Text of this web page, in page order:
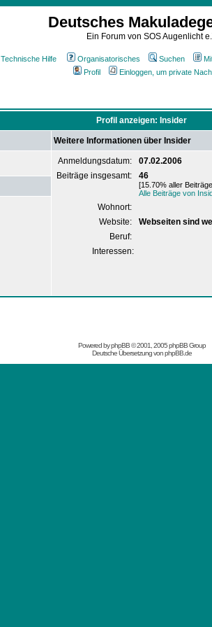
Deutsches
Ein Forum von SOS Augenlicht
Technische Hilfe Organisatorisches Suchen
Profil
Einloggen, um private
Profil anzeigen: Insider
Weitere Informationen über Insider
Anmeldungsdatum:
07.02.2006
Beiträge insgesamt:
46
[15.70% aller
Alle Beiträge von
Wohnort:
Website:
Webseiten sind
Beruf:
Interessen:
Powered byphpBB© 2001, 2005 phpBB Group
Deutsche Übersetzung vonphpBB.de